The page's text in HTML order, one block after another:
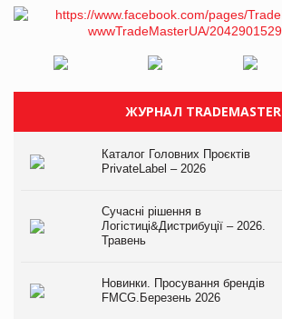
ЖУРНАЛ TRADEMASTER
Каталог Головних Проєктів
PrivateLabel – 2026
Сучасні рішення в
Логістиці&Дистрибуції – 2026.
Травень
Новинки. Просування брендів
FMCG.Березень 2026